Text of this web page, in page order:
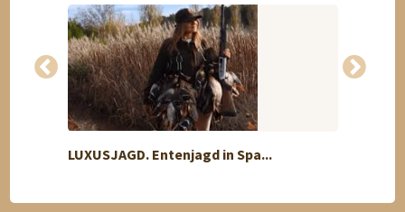
LUXUSJAGD. Entenjagd in Spa...